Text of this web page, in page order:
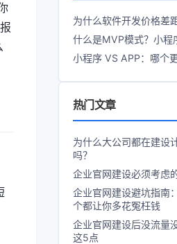
为什么软件开发价格差
什么是MVP模式？小程
小程序 VS APP：哪个
热门文章
为什么大公司都在建设
吗？
企业官网建设必须考虑
企业官网建设避坑指南
个都让你多花冤枉钱
企业官网建设后没流量
这5点